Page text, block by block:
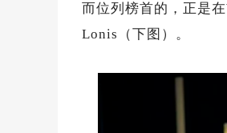
而位列榜首的，正是
Lonis（下图）。